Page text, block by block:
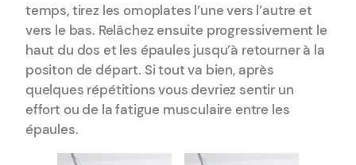
temps, tirez les omoplates l’une vers l’autre et
vers le bas. Relâchez ensuite progressivement le
haut du dos et les épaules jusqu’à retourner à la
positon de départ. Si tout va bien, après
quelques répétitions vous devriez sentir un
effort ou de la fatigue musculaire entre les
épaules.